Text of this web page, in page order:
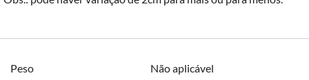
Peso Não aplicável